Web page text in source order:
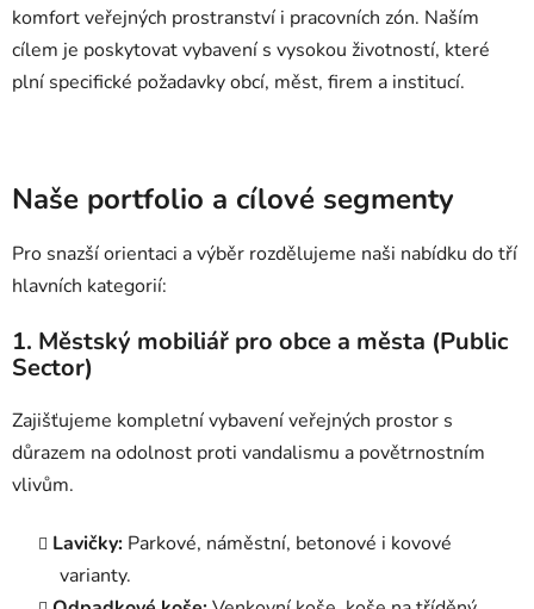
komfort veřejných prostranství i pracovních zón. Naším
cílem je poskytovat vybavení s vysokou životností, které
plní specifické požadavky obcí, měst, firem a institucí.
Naše portfolio a cílové segmenty
Pro snazší orientaci a výběr rozdělujeme naši nabídku do tří
hlavních kategorií:
1. Městský mobiliář pro obce a města (Public
Sector)
Zajišťujeme kompletní vybavení veřejných prostor s
důrazem na odolnost proti vandalismu a povětrnostním
vlivům.
Lavičky: Parkové, náměstní, betonové i kovové
varianty.